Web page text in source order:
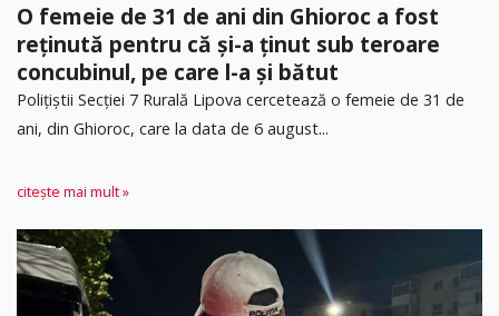
O femeie de 31 de ani din Ghioroc a fost
reținută pentru că și-a ținut sub teroare
concubinul, pe care l-a și bătut
​Polițiștii Secției 7 Rurală Lipova cercetează o femeie de 31 de
ani, din Ghioroc, care la data de 6 august...
citește mai mult »